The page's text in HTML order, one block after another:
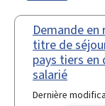
Demande en
titre de
pays tiers
salarié
Dernière